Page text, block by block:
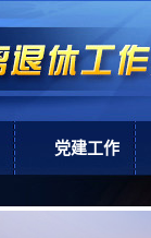
党建工作